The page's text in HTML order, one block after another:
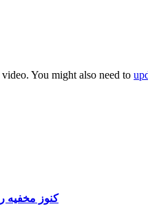
You might also need to
كنوز مخفيه رسالة بطرس الثانية (3) -